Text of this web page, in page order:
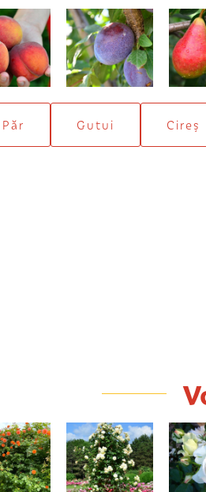
Valor
Păr Gutui Cireș
Stockholm
115,00 Lei